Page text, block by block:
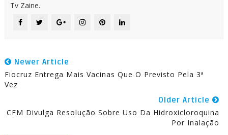
Tv Zaine.
Newer Article
Fiocruz Entrega Mais Vacinas Que O Previsto Pela 3ª
Vez
Older Article
CFM Divulga Resolução Sobre Uso Da Hidroxicloroquina
Por Inalação